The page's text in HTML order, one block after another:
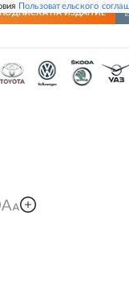
Пользовательского
ПОДПИСКА НА ИЗДАНИЕ